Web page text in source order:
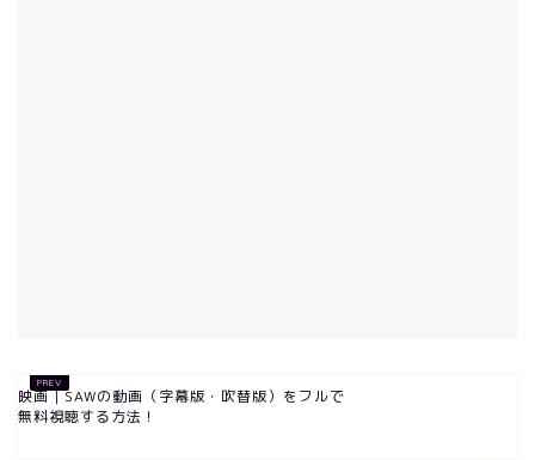
映画｜SAWの動画（字幕版・吹替版）をフルで
無料視聴する方法！